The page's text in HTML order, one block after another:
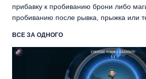
прибавку к пробиванию брони либо
пробиванию после рывка, прыжка или
ВСЕ ЗА ОДНОГО